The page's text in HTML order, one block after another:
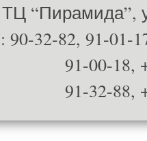
“Пирамида”,
32-82, 91-01-
91-00-18,
91-32-88,